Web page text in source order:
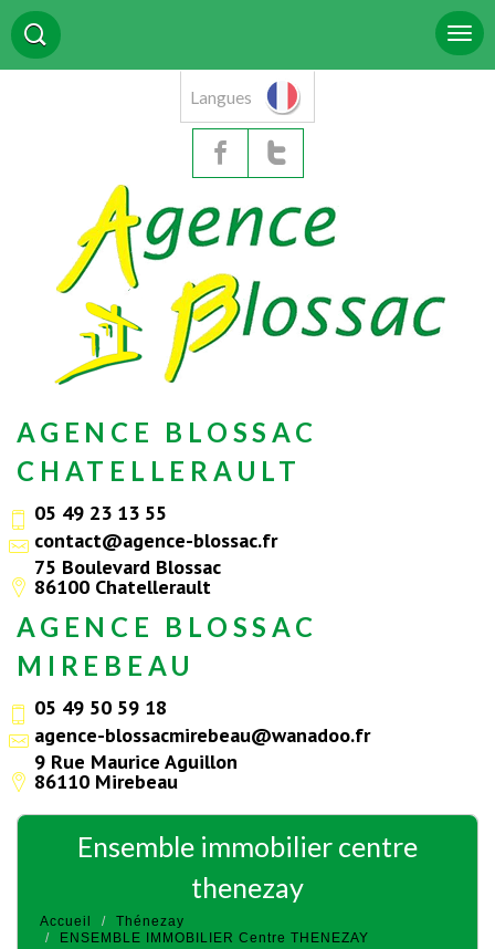
Langues
AGENCE BLOSSAC
CHATELLERAULT
05 49 23 13 55
contact@agence-blossac.fr
75 Boulevard Blossac
86100 Chatellerault
AGENCE BLOSSAC
MIREBEAU
05 49 50 59 18
agence-blossacmirebeau@wanadoo.fr
9 Rue Maurice Aguillon
86110 Mirebeau
ensemble immobilier centre
thenezay
Accueil
Thénezay
ENSEMBLE IMMOBILIER Centre THENEZAY